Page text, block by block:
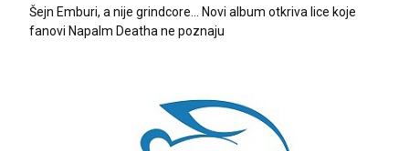
Šejn Emburi, a nije grindcore… Novi album otkriva lice koje
fanovi Napalm Deatha ne poznaju